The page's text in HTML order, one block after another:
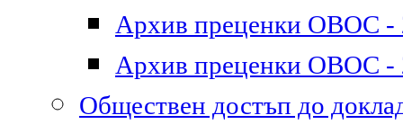
Архив преценки ОВОС -
Архив преценки ОВОС -
Обществен достъп до